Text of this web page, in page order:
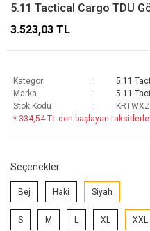
5.11 Tactical Cargo TDU
3.523,03 TL
Kategori 5.11
Marka
5.11
Stok Kodu
* 334,54 TL den başlayan
Seçenekler
Bej Haki Siyah
S M L XL XXL